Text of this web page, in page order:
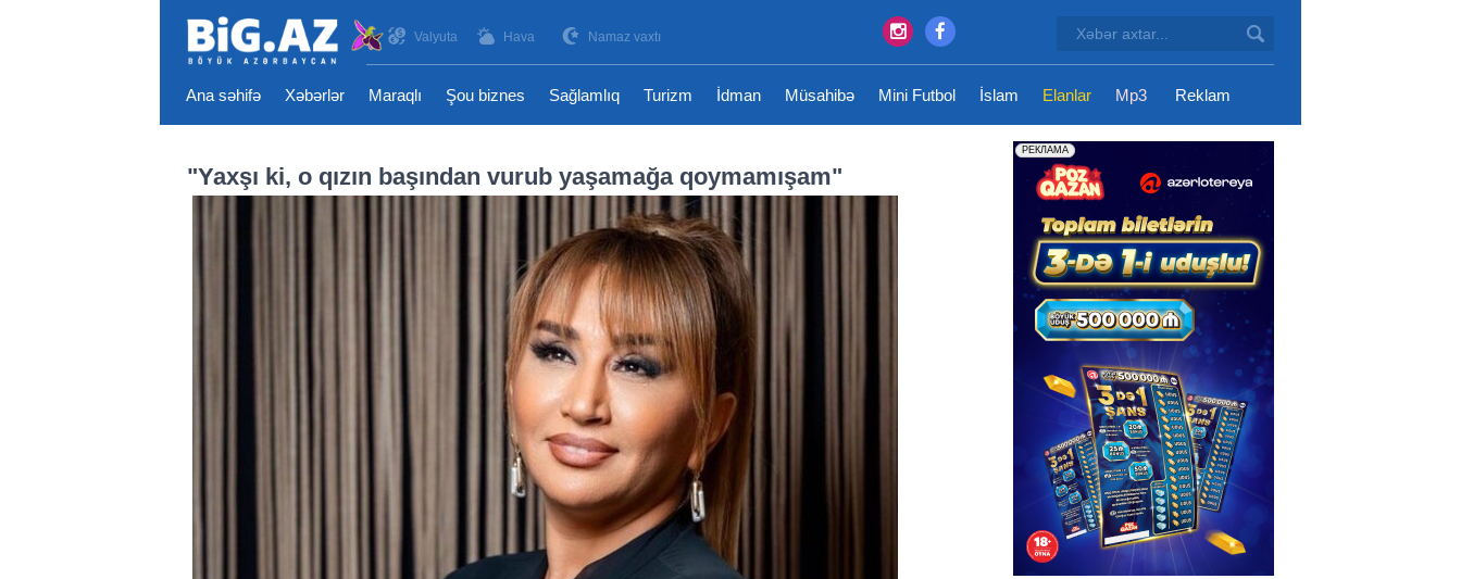
Valyuta Hava Namaz vaxtı
Ana səhifə Xəbərlər Maraqlı Şou biznes Sağlamlıq Turizm İdman Müsahibə Mini Futbol İslam Elanlar Mp3 Reklam
"Yaxşı ki, o qızın başından vurub yaşamağa qoymamışam"